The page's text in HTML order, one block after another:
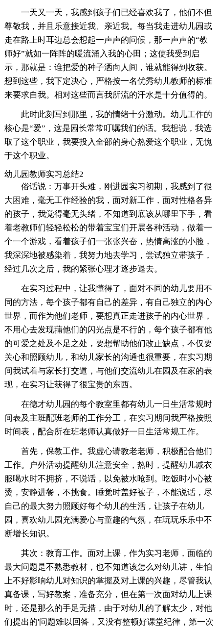
一天又一天，我感到孩子们已经喜欢我了，他们不但
尊敬我，并且乐意接近我、亲近我。每当我走进幼儿园或
走在路上时耳边总会想起一声声的问候，那一声声的“教
师好”就如一阵阵的暖流涌入我的心田；这使我受到启
示，那就是：谁把爱的种子洒向人间，谁就能得到收获。
想到这些，我下定决心，严格按一名优秀幼儿教师的标准
来要求自我。相对这些而言我所流的汗水是十分值得的。
此时此刻写到那里，我的情绪十分激动。幼儿工作的
核心是“爱”，这是园长常常叮嘱我们的话。我想说，我选
取了这个职业，我要投入全部的身心热爱这个职业，无愧
于这个职业。
幼儿园教师实习总结2
俗话说：万事开头难，刚进园实习初期，我感到了很
大困难，毫无工作经验的我，面对新工作，面对性格各异
的孩子，我觉得毫无头绪，不知道到底该从哪里下手，看
着老教师们轻轻松松的带着宝宝们开展各种活动，做着一
个一个游戏，看着孩子们一张张兴奋，热情高涨的小脸，
我深深地被感染着，我努力地去学习，尝试独立带孩子，
经过几次之后，我的紧张心理才逐步退去。
在实习过程中，让我懂得了，面对不同的幼儿要用不
同的方法，每个孩子都有自己的差异，有自己独立的内心
世界，而作为他们老师，要想真正走进孩子的内心世界，
不用心去发现蒱他们的闪光点是不行的，每个孩子都有他
的可爱之处及不足之处，要想帮助他们改正缺点，不仅要
关心和照顾幼儿，和幼儿家长的沟通也很重要，在实习期
间我试着与家长打交道，与他们交流幼儿在园及在家的表
现，在实习让获得了很宝贵的东西。
在德才幼儿园的每个教室里都有幼儿一日生活常规时
间表及主班配班老师的工作分工，在实习期间我严格按照
时间表，配合所在班老师认真做好一日生活常规工作。
首先，保教工作。我虚心请教老老师，积极配合他们
工作。户外活动提醒幼儿注意安全，热时，提醒幼儿减衣
服喝水时不拥挤，不说话，以免被水呛到。吃饭时小心被
烫，安静进餐，不挑食。睡觉时盖好被子，不能说话，尽
自己的最大努力照顾好每个幼儿的生活，让孩子在幼儿
园，喜欢幼儿园充满爱心与童趣的气氛，在玩玩乐乐中不
断增长知识。
其次：教育工作。面对上课，作为实习老师，面临的
最大问题是不熟悉教材，也不知道该怎么对幼儿讲，生怕
上不好影响幼儿对知识的掌握及对上课的兴趣，尽管我认
真备课，写好教案，准备充分，但在第一次面对幼儿上课
时，还是那么的手足无措，由于对幼儿的了解太少，对他
们提出的'问题难以回答，又没有整顿好课堂纪律，第一次